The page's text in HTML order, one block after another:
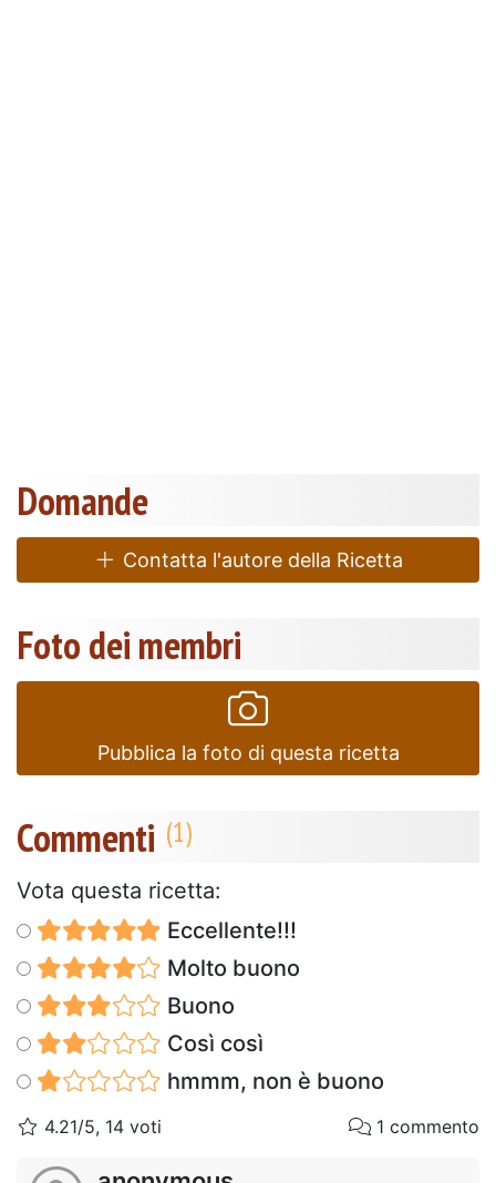
Domande
Contatta l'autore della Ricetta
Foto dei membri
Pubblica la foto di questa ricetta
Commenti
Vota questa ricetta:
Eccellente!!!
Molto buono
Buono
Così così
hmmm, non è buono
4.21/5, 14 voti 1 commento